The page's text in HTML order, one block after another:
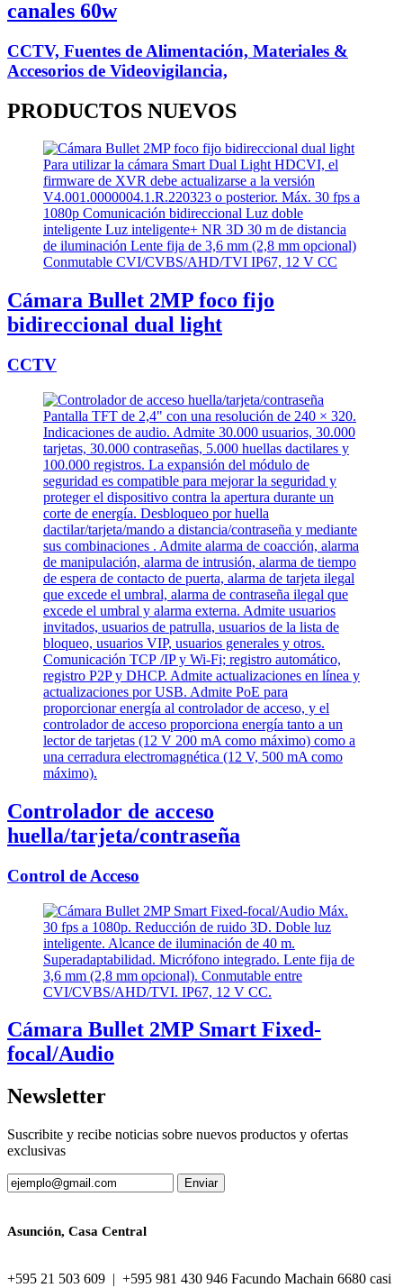
canales 60w
CCTV, Fuentes de Alimentación, Materiales &
Accesorios de Videovigilancia,
PRODUCTOS NUEVOS
Cámara Bullet 2MP foco fijo
bidireccional dual light
CCTV
Controlador de acceso
huella/tarjeta/contraseña
Control de Acceso
Cámara Bullet 2MP Smart Fixed-
focal/Audio
Newsletter
Suscribite y recibe noticias sobre nuevos productos y ofertas
exclusivas
Asunción, Casa Central
+595 21 503 609 | +595 981 430 946 Facundo Machain 6680 casi